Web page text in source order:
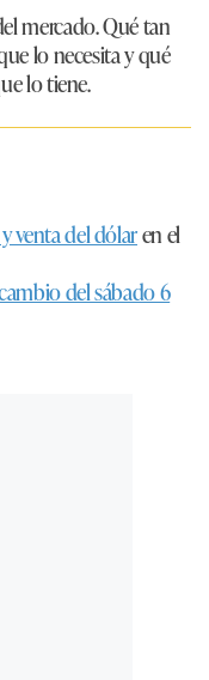
mercado. Qué tan
lo necesita y qué
lo tiene.
venta del dólaren el
del sábado 6